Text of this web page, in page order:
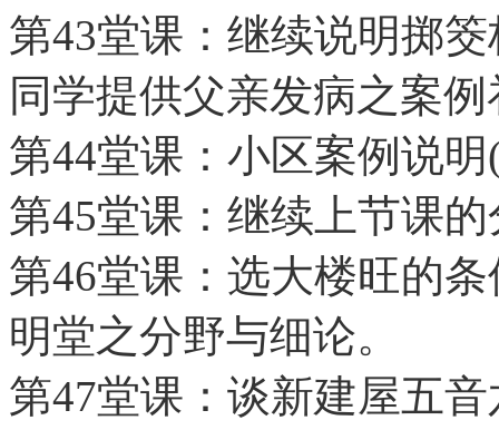
第43堂课：继续说明掷
同学提供父亲发病之案
第44堂课：小区案例说
第45堂课：继续上节课
第46堂课：选大楼旺的
明堂之分野与细论。
第47堂课：谈新建屋五